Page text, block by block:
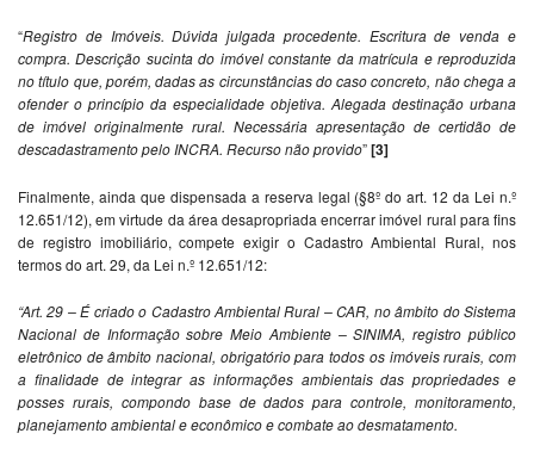
“Registro de Imóveis. Dúvida julgada procedente. Escritura de venda e
compra. Descrição sucinta do imóvel constante da matrícula e reproduzida
no título que, porém, dadas as circunstâncias do caso concreto, não chega a
ofender o princípio da especialidade objetiva. Alegada destinação urbana
de imóvel originalmente rural. Necessária apresentação de certidão de
descadastramento pelo INCRA. Recurso não provido”[3]
Finalmente, ainda que dispensada a reserva legal (§8º do art. 12 da Lei n.º
12.651/12), em virtude da área desapropriada encerrar imóvel rural para fins
de registro imobiliário, compete exigir o Cadastro Ambiental Rural, nos
termos do art. 29, da Lei n.º 12.651/12:
“Art. 29 – É criado o Cadastro Ambiental Rural – CAR, no âmbito do Sistema
Nacional de Informação sobre Meio Ambiente – SINIMA, registro público
eletrônico de âmbito nacional, obrigatório para todos os imóveis rurais, com
a finalidade de integrar as informações ambientais das propriedades e
posses rurais, compondo base de dados para controle, monitoramento,
planejamento ambiental e econômico e combate ao desmatamento.